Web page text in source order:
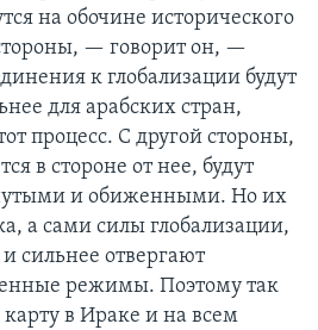
на обочине исторического
— говорит он, —
к глобализации будут
для арабских стран,
процесс. С другой стороны,
в стороне от нее, будут
и обиженными. Но их
а сами силы глобализации,
сильнее отвергают
режимы. Поэтому так
в Ираке и на всем